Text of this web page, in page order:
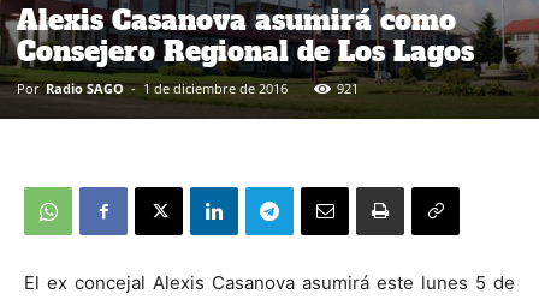
Alexis Casanova asumirá como
Consejero Regional de Los Lagos
Por Radio SAGO - 1 de diciembre de 2016 921
El ex concejal Alexis Casanova asumirá este lunes 5 de